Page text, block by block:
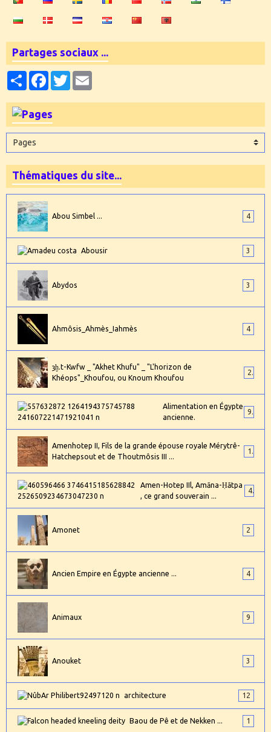
Partages sociaux ...
PartagerFacebookTwitter
Thématiques du site...
Abou Simbel ... 4
Abousir 3
Abydos 3
Ahmôsis_Ahmès_Iahmès 4
ȝḫ.t-Kwfw _ "Akhet Khufu" _ "L'horizon de
Khéops"_Khoufou, ou Knoum Khoufou
2
Alimentation en Égypte
ancienne.
9
Amenhotep II, Fils de la grande épouse royale Mérytrê-
Hatchepsout et de Thoutmôsis III ...
1
Amen-Hotep IIl, Amāna-Ḥātpa
, ce grand souverain ...
4
Amonet 2
Ancien Empire en Égypte ancienne ... 4
Animaux 9
Anouket 3
architecture 12
Baou de Pê et de Nekken ... 1